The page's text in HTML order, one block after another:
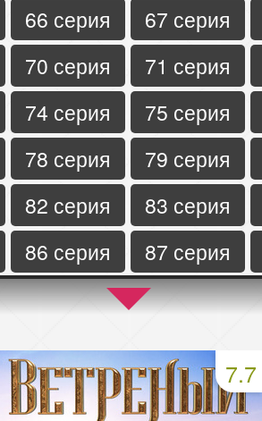
66 серия
67 серия
70 серия
71 серия
74 серия
75 серия
78 серия
79 серия
82 серия
83 серия
86 серия
87 серия
90 серия
91 серия
94 серия
95 серия
98 серия 99 серия
7.7